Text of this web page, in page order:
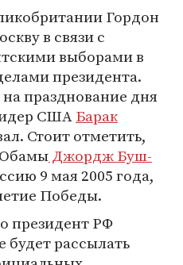
Гордон
в связи с
выборами в
президента.
празднование дня
СШАБарак
Стоит отметить,
Джордж Буш-
9 мая 2005 года,
Победы.
президент РФ
будет рассылать